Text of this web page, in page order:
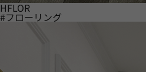
HFLOR
#フローリング